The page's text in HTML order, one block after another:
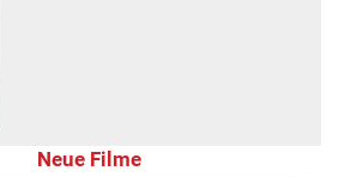
Neue Filme